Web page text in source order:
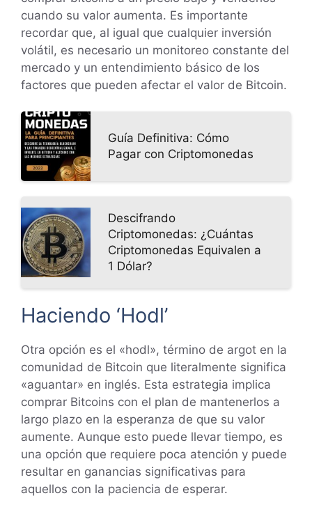
cuando su valor aumenta. Es importante
recordar que, al igual que cualquier inversión
volátil, es necesario un monitoreo constante del
mercado y un entendimiento básico de los
factores que pueden afectar el valor de Bitcoin.
Guía Definitiva: Cómo
Pagar con Criptomonedas
Descifrando
Criptomonedas: ¿Cuántas
Criptomonedas Equivalen a
1 Dólar?
Haciendo ‘Hodl’
Otra opción es el «hodl», término de argot en la
comunidad de Bitcoin que literalmente significa
«aguantar» en inglés. Esta estrategia implica
comprar Bitcoins con el plan de mantenerlos a
largo plazo en la esperanza de que su valor
aumente. Aunque esto puede llevar tiempo, es
una opción que requiere poca atención y puede
resultar en ganancias significativas para
aquellos con la paciencia de esperar.